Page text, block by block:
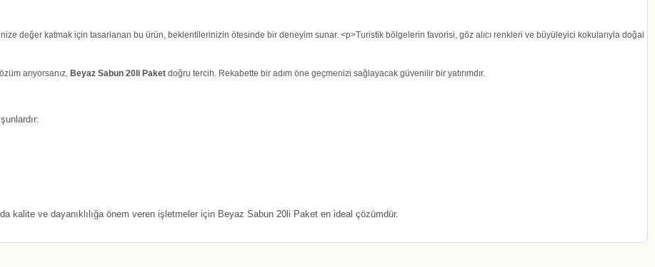
değer katmak için tasarlanan bu ürün, beklentilerinizin ötesinde bir deneyim sunar. <p>Turistik bölgelerin favorisi, göz alıcı renkleri ve büyüleyici kokularıyla doğal
arıyorsanız, Beyaz Sabun 20li Paket doğru tercih. Rekabette bir adım öne geçmenizi sağlayacak güvenilir bir yatırımdır.
kalite ve dayanıklılığa önem veren işletmeler için Beyaz Sabun 20li Paket en ideal çözümdür.